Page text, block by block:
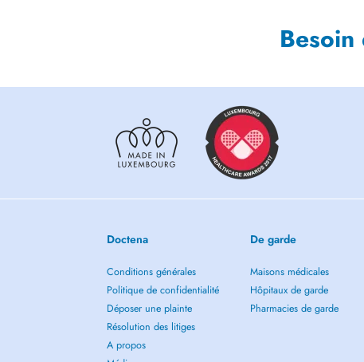
Doctena
Conditions générales
Politique de confidentialité
Déposer une plainte
Résolution des litiges
A propos
De garde
Maisons médicales
Hôpitaux de garde
Pharmacies de garde